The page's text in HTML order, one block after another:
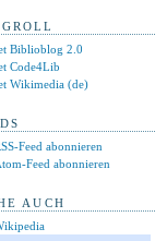
Biblioblog 2.0
Code4Lib
Wikimedia (de)
AUCH